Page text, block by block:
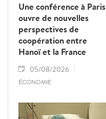
Une conférence à Paris
ouvre de nouvelles
perspectives de
coopération entre
Hanoï et la France
05/08/2026
ÉCONOMIE